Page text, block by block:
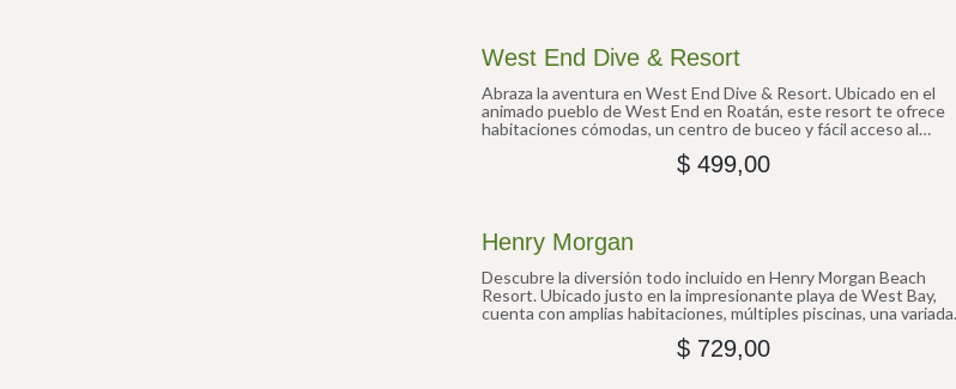
West End Dive & Resort
Abraza la aventura en West End Dive & Resort. Ubicado en el
animado pueblo de West End en Roatán, este resort te ofrece
habitaciones cómodas, un centro de buceo y fácil acceso al
desean sumergirse en la vida isleña.
$499,00
Henry Morgan
Descubre la diversión todo incluido en Henry Morgan Beach
Resort. Ubicado justo en la impresionante playa de West Bay,
cuenta con amplias habitaciones, múltiples piscinas, una variada
familias y parejas que buscan una vibrante escapada frente al
$ 729,00